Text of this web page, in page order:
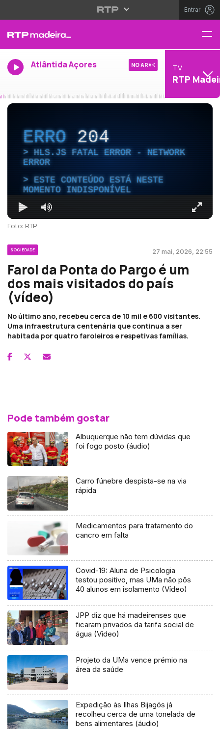
Entrar
Atlântida Açores NO AR TV
RTP
ERRO204
HLS.JS FATAL ERROR - NETWORK
ERROR
ESTE CONTEÚDO ESTÁ NESTE
MOMENTO INDISPONÍVEL
Foto: RTP
SOCIEDADE 27 mai, 2026, 22:55
Farol da Ponta do Pargo é um
dos mais visitados do país
(vídeo)
No último ano, recebeu cerca de 10 mil e 600 visitantes.
Uma infraestrutura centenária que continua a ser
habitada por quatro faroleiros e respetivas famílias.
Pode também gostar
Albuquerque não tem dúvidas que
foi fogo posto (áudio)
Carro fúnebre despista-se na via
rápida
Medicamentos para tratamento do
cancro em falta
Covid-19: Aluna de Psicologia
testou positivo, mas UMa não pôs
40 alunos em isolamento (Vídeo)
JPP diz que há madeirenses que
ficaram privados da tarifa social de
água (Vídeo)
Projeto da UMa vence prémio na
área da saúde
Expedição às Ilhas Bijagós já
recolheu cerca de uma tonelada de
bens alimentares (áudio)